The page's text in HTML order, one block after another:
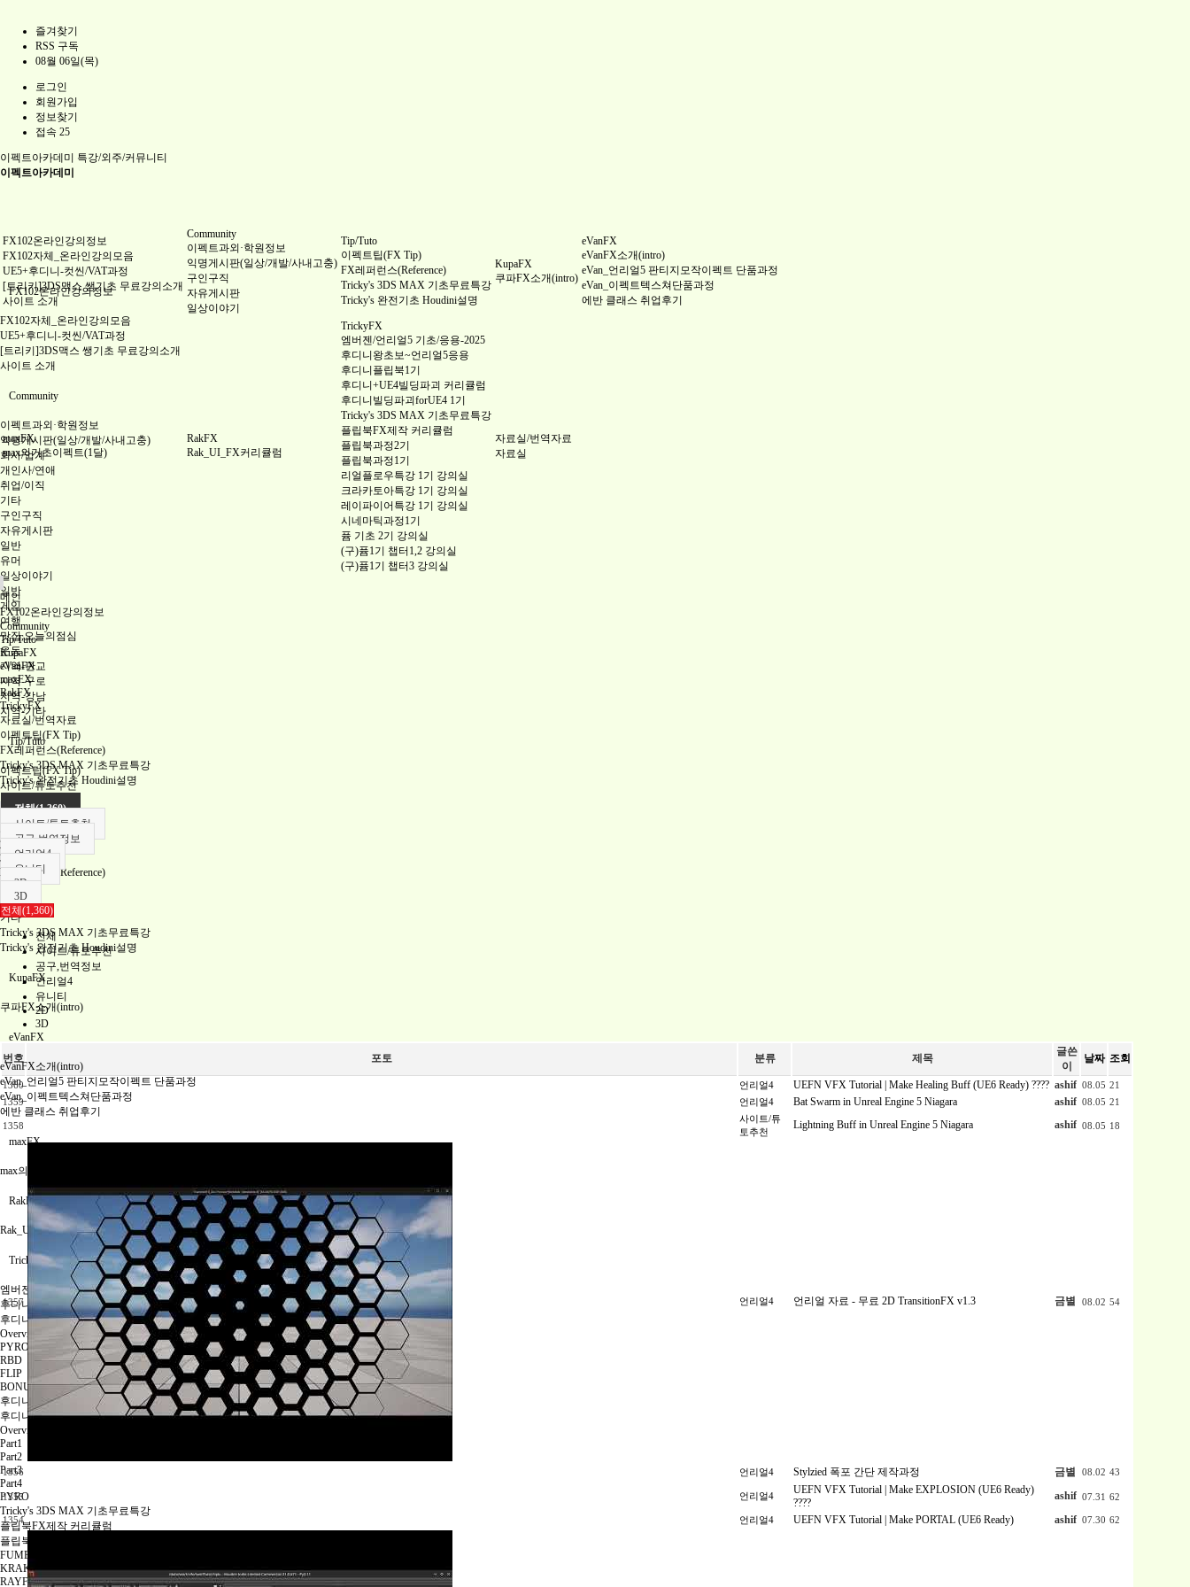
즐겨찾기
RSS 구독
08월 06일(목)
로그인
회원가입
정보찾기
접속 25
이펙트아카데미
특강/외주/커뮤니티
이펙트아카데미
FX102온라인강의정보
FX102자체_온라인강의모음
UE5+후디니-컷씬/VAT과정
[트리키]3DS맥스 쌩기초 무료강의소개
사이트 소개
Community
이펙트과외·학원정보
익명게시판(일상/개발/사내고충)
회사/업계
개인사/연애
취업/이직
기타
구인구직
자유게시판
일반
유머
일상이야기
일반
게임
여행
맛집,오늘의점심
운동
지역-판교
지역-구로
지역-강남
지역-기타
Tip/Tuto
이펙트팁(FX Tip)
사이트/튜토추천
공구,번역정보
2D
3D
FX레퍼런스(Reference)
유니티
기타
Tricky's 3DS MAX 기초무료특강
Tricky's 완전기초 Houdini설명
KupaFX
쿠파FX소개(intro)
eVanFX
eVanFX소개(intro)
eVan_언리얼5 판티지모작이펙트 단품과정
eVan_이펙트텍스쳐단품과정
에반 클래스 취업후기
maxFX
max의기초이펙트(1달)
RakFX
Rak_UI_FX커리큘럼
TrickyFX
엠버젠/언리얼5 기초/응용-2025
후디니왕초보~언리얼5응용
후디니플립북1기
Overview
PYRO
RBD
FLIP
BONUS
후디니+UE4빌딩파괴 커리큘럼
후디니빌딩파괴forUE4 1기
Overview
Part1
Part2
Part3
Part4
PYRO
Tricky's 3DS MAX 기초무료특강
플립북FX제작 커리큘럼
플립북과정2기
FUMEFX
KRAKATOA
RAYFIRE
FX102온라인강의정보
FX102자체_온라인강의모음
UE5+후디니-컷씬/VAT과정
[트리키]3DS맥스 쌩기초 무료강의소개
사이트 소개
Community
이펙트과외·학원정보
익명게시판(일상/개발/사내고충)
구인구직
자유게시판
일상이야기
Tip/Tuto
이펙트팁(FX Tip)
FX레퍼런스(Reference)
Tricky's 3DS MAX 기초무료특강
Tricky's 완전기초 Houdini설명
KupaFX
쿠파FX소개(intro)
eVanFX
eVanFX소개(intro)
eVan_언리얼5 판티지모작이펙트 단품과정
eVan_이펙트텍스쳐단품과정
에반 클래스 취업후기
maxFX
max의기초이펙트(1달)
RakFX
Rak_UI_FX커리큘럼
TrickyFX
엠버젠/언리얼5 기초/응용-2025
후디니왕초보~언리얼5응용
후디니플립북1기
후디니+UE4빌딩파괴 커리큘럼
후디니빌딩파괴forUE4 1기
Tricky's 3DS MAX 기초무료특강
플립북FX제작 커리큘럼
플립북과정2기
플립북과정1기
리얼플로우특강 1기 강의실
크라카토아특강 1기 강의실
레이파이어특강 1기 강의실
시네마틱과정1기
퓸 기초 2기 강의실
(구)퓸1기 챕터1,2 강의실
(구)퓸1기 챕터3 강의실
자료실/번역자료
자료실
메인
FX102온라인강의정보
Community
Tip/Tuto
KupaFX
eVanFX
maxFX
RakFX
TrickyFX
자료실/번역자료
이펙트팁(FX Tip)
FX레퍼런스(Reference)
Tricky's 3DS MAX 기초무료특강
Tricky's 완전기초 Houdini설명
전체(1,360)
사이트/튜토추천
공구,번역정보
언리얼4
유니티
2D
3D
전체(1,360)
전체
사이트/튜토추천
공구,번역정보
언리얼4
유니티
2D
3D
번호 포토 분류 제목
글쓴
이
날짜 조회
1360 언리얼4 UEFN VFX Tutorial | Make Healing Buff (UE6 Ready) ???? ashif 08.05 21
1359
언리얼4 Bat Swarm in Unreal Engine 5 Niagara ashif 08.05 21
1358
사이트/튜
토추천
Lightning Buff in Unreal Engine 5 Niagara ashif 08.05 18
1357 언리얼4 언리얼 자료 - 무료 2D TransitionFX v1.3 금별 08.02 54
1356 언리얼4 Stylzied 폭포 간단 제작과정 금별 08.02 43
1355 언리얼4
UEFN VFX Tutorial | Make EXPLOSION (UE6 Ready)
????
ashif 07.31 62
1354 언리얼4 UEFN VFX Tutorial | Make PORTAL (UE6 Ready) ashif 07.30 62